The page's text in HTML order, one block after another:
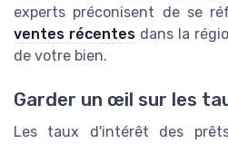
experts préconisent de se
ventes récentes dans la
de votre bien.
Garder un œil sur les
Les taux d'intérêt des